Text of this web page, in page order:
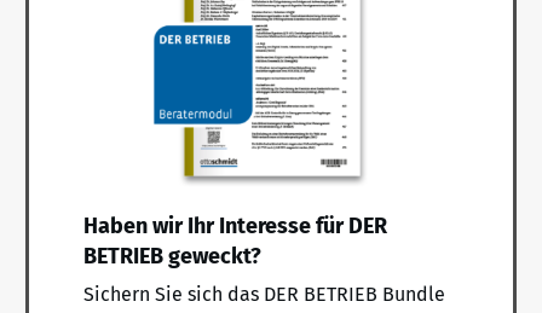
Haben wir Ihr Interesse für DER
BETRIEB geweckt?
Sichern Sie sich das DER BETRIEB Bundle